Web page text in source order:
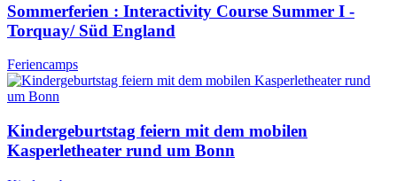
Sommerferien : Interactivity Course Summer I -
Torquay/ Süd England
Feriencamps
Kindergeburtstag feiern mit dem mobilen
Kasperletheater rund um Bonn